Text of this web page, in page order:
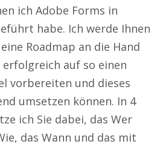
ich Adobe Forms in
habe. Ich werde Ihnen
Roadmap an die Hand
erfolgreich auf so einen
vorbereiten und dieses
umsetzen können. In 4
ich Sie dabei, das Wer
das Wann und das mit